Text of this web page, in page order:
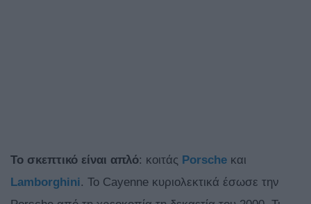
Το σκεπτικό είναι απλό: κοιτάς Porsche και
Lamborghini. Το Cayenne κυριολεκτικά έσωσε την